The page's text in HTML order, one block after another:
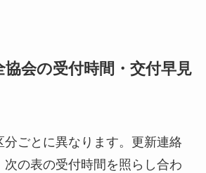
協会の受付時間・交付早見
分ごとに異なります。更新連絡
次の表の受付時間を照らし合わ